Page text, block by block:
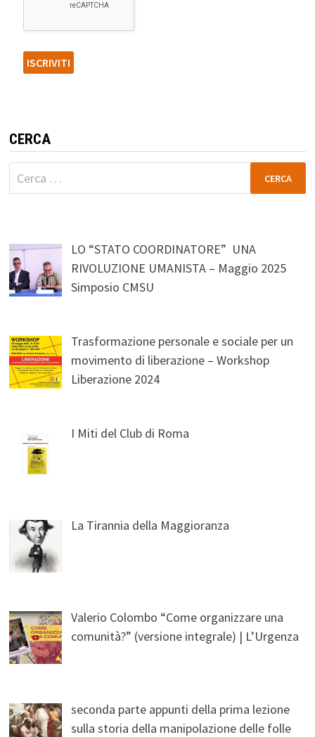
CERCA
Ricerca
per:
LO “STATO COORDINATORE” UNA
RIVOLUZIONE UMANISTA – Maggio 2025
Simposio CMSU
Trasformazione personale e sociale per un
movimento di liberazione – Workshop
Liberazione 2024
I Miti del Club di Roma
La Tirannia della Maggioranza
Valerio Colombo “Come organizzare una
comunità?” (versione integrale) | L’Urgenza
seconda parte appunti della prima lezione
sulla storia della manipolazione delle folle